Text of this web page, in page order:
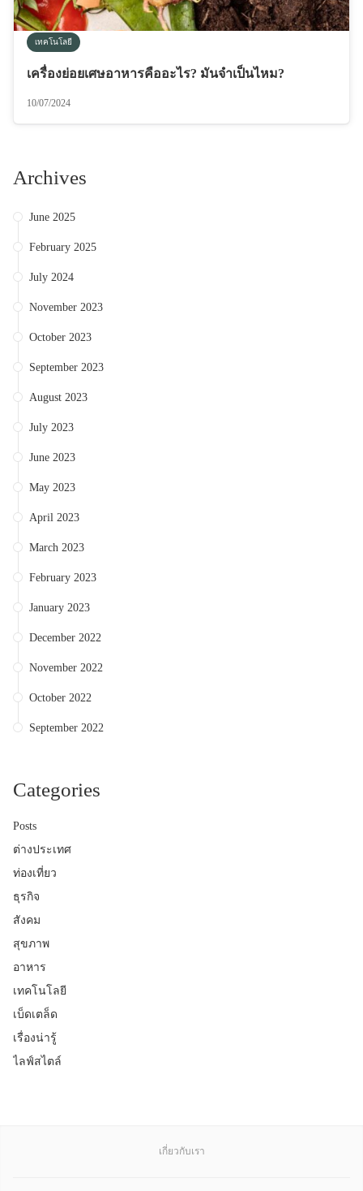
เทคโนโลยี
เครื่องย่อยเศษอาหารคืออะไร? มันจำเป็นไหม?
10/07/2024
Archives
June 2025
February 2025
July 2024
November 2023
October 2023
September 2023
August 2023
July 2023
June 2023
May 2023
April 2023
March 2023
February 2023
January 2023
December 2022
November 2022
October 2022
September 2022
Categories
Posts
ต่างประเทศ
ท่องเที่ยว
ธุรกิจ
สังคม
สุขภาพ
อาหาร
เทคโนโลยี
เบ็ดเตล็ด
เรื่องน่ารู้
ไลฟ์สไตล์
เกี่ยวกับเรา